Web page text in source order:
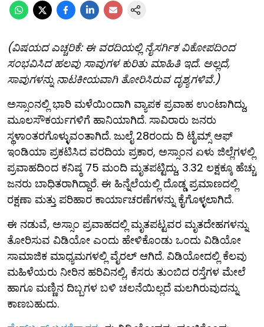
(ವಿಷಯದ ಎಚ್ಚರಿಕೆ: ಈ ವರದಿಯಲ್ಲಿ ನೈಸರ್ಗಿಕ ವಿಕೋಪದಿಂದ
ಸಂಭವಿಸಿದ ಹಲವು ಸಾವುಗಳ ಕುರಿತು ಮಾಹಿತಿ ಇದೆ. ಅಲ್ಲದೆ,
ಸಾವುಗಳನ್ನು ನಾಟಕೀಯವಾಗಿ ತೋರಿಸಿರುವ ದೃಶ್ಯಗಳಿವೆ.)
ಅಸ್ಸಾಂನಲ್ಲಿ ಭಾರಿ ಮಳೆಯಿಂದಾಗಿ ವ್ಯಾಪಕ ಪ್ರವಾಹ ಉಂಟಾಗಿದ್ದು,
ಮೂಲಸೌಕರ್ಯಗಳಿಗೆ ಹಾನಿಯಾಗಿದೆ. ಸಾವಿರಾರು ಜನರು
ಸ್ಥಳಾಂತರಗೊಳ್ಳುವಂತಾಗಿದೆ. ಜುಲೈ 28ರಂದು ದಿ ಟೈಮ್ಸ್ ಆಫ್
ಇಂಡಿಯಾ ಪ್ರಕಟಿಸಿದ ವರದಿಯ ಪ್ರಕಾರ, ಅಸ್ಸಾಂನ ಏಳು ಜಿಲ್ಲೆಗಳಲ್ಲಿ
ಪ್ರವಾಹದಿಂದ ಕನಿಷ್ಠ 75 ಮಂದಿ ಮೃತಪಟ್ಟಿದ್ದು, 3.32 ಲಕ್ಷಕ್ಕೂ ಹೆಚ್ಚು
ಜನರು ಬಾಧಿತರಾಗಿದ್ದಾರೆ. ಈ ಹಿನ್ನೆಲೆಯಲ್ಲಿ ದೊಡ್ಡ ಪ್ರಮಾಣದಲ್ಲಿ
ರಕ್ಷಣಾ ಮತ್ತು ಪರಿಹಾರ ಕಾರ್ಯಾಚರಣೆಗಳನ್ನು ಕೈಗೊಳ್ಳಲಾಗಿದೆ.
ಈ ನಡುವೆ, ಅಸ್ಸಾಂ ಪ್ರವಾಹದಲ್ಲಿ ಮೃತಪಟ್ಟವರ ಮೃತದೇಹಗಳನ್ನು
ತೋರಿಸುವ ವಿಡಿಯೋ ಎಂದು ಹೇಳಿಕೊಂಡು ಒಂದು ವಿಡಿಯೋ
ಸಾಮಾಜಿಕ ಮಾಧ್ಯಮಗಳಲ್ಲಿ ವೈರಲ್ ಆಗಿದೆ. ವಿಡಿಯೋದಲ್ಲಿ ಕೆಲವು
ಮಹಿಳೆಯರು ನೀರಿನ ಹರಿವಿನಲ್ಲಿ, ಕೆಸರು ತುಂಬಿದ ರಸ್ತೆಗಳ ಮೇಲೆ
ಹಾಗೂ ಮಣ್ಣಿನ ದಿಬ್ಬಗಳ ಬಳಿ ಚಲನೆಯಿಲ್ಲದೆ ಮಲಗಿರುವುದನ್ನು
ಕಾಣಬಹುದು.